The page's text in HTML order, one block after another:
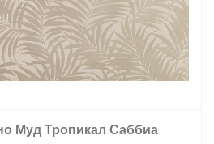
Муд Тропикал Саббиа